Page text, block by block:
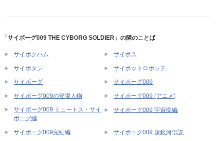
「サイボーグ009 THE CYBORG SOLDIER」の隣のことば
サイボクハム サイボス
サイボタン サイボットロボッチ
サイボーグ サイボーグ009
サイボーグ009の登場人物
サイボーグ009 (アニメ)
サイボーグ009 ミュートス・サイ
ボーグ編
サイボーグ009 宇宙樹編
サイボーグ009完結編 サイボーグ009 超銀河伝説